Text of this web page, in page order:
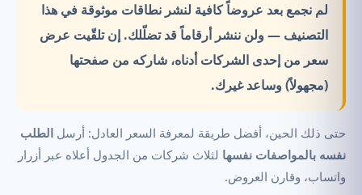
لم نجمع بعد عروضاً كافية لنشر نطاقات موثوقة في هذا
التصنيف —ولن ننشر أرقاماً قد تضلّلك. إن تلقّيت عرض
سعر من إحدى الشركات أدناه، شاركه من صفحتها
(مجهولاً) وساعد غيرك.
حتى ذلك الحين، أفضل طريقة لمعرفة السعر العادل: أرسل الطلب
نفسه بالمواصفات نفسها لثلاث شركات من الجدول أعلاه عبر أزرار
واتساب، وقارن العروض.